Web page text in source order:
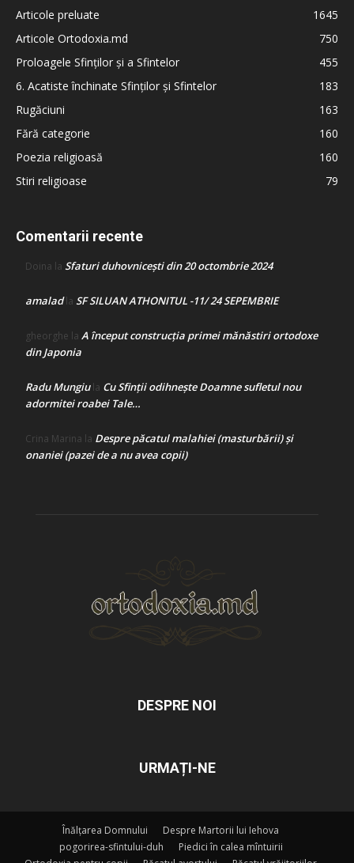
Articole preluate
1645
Articole Ortodoxia.md
750
Proloagele Sfinților și a Sfintelor
455
6. Acatiste închinate Sfinților și Sfintelor
183
Rugăciuni
163
Fără categorie
160
Poezia religioasă
160
Stiri religioase
79
Comentarii recente
Doina la Sfaturi duhovnicești din 20 octombrie 2024
amaladla SF SILUAN ATHONITUL -11/ 24 SEPEMBRIE
gheorghe la A început construcţia primei mănăstiri ortodoxe
din Japonia
Radu Mungiula Cu Sfinții odihnește Doamne sufletul nou
adormitei roabei Tale…
Crina Marina la Despre păcatul malahiei (masturbării) şi
onaniei (pazei de a nu avea copii)
DESPRE NOI
URMAȚI-NE
Înălțarea Domnului
Despre Martorii lui Iehova
pogorirea-sfintului-duh
Piedici în calea mîntuirii